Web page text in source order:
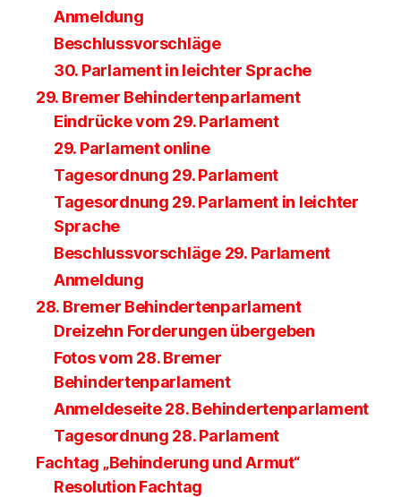
Anmeldung
Beschlussvorschläge
30. Parlament in leichter Sprache
29. Bremer Behindertenparlament
Eindrücke vom 29. Parlament
29. Parlament online
Tagesordnung 29. Parlament
Tagesordnung 29. Parlament in leichter
Sprache
Beschlussvorschläge 29. Parlament
Anmeldung
28. Bremer Behindertenparlament
Dreizehn Forderungen übergeben
Fotos vom 28. Bremer
Behindertenparlament
Anmeldeseite 28. Behindertenparlament
Tagesordnung 28. Parlament
Fachtag „Behinderung und Armut“
Resolution Fachtag